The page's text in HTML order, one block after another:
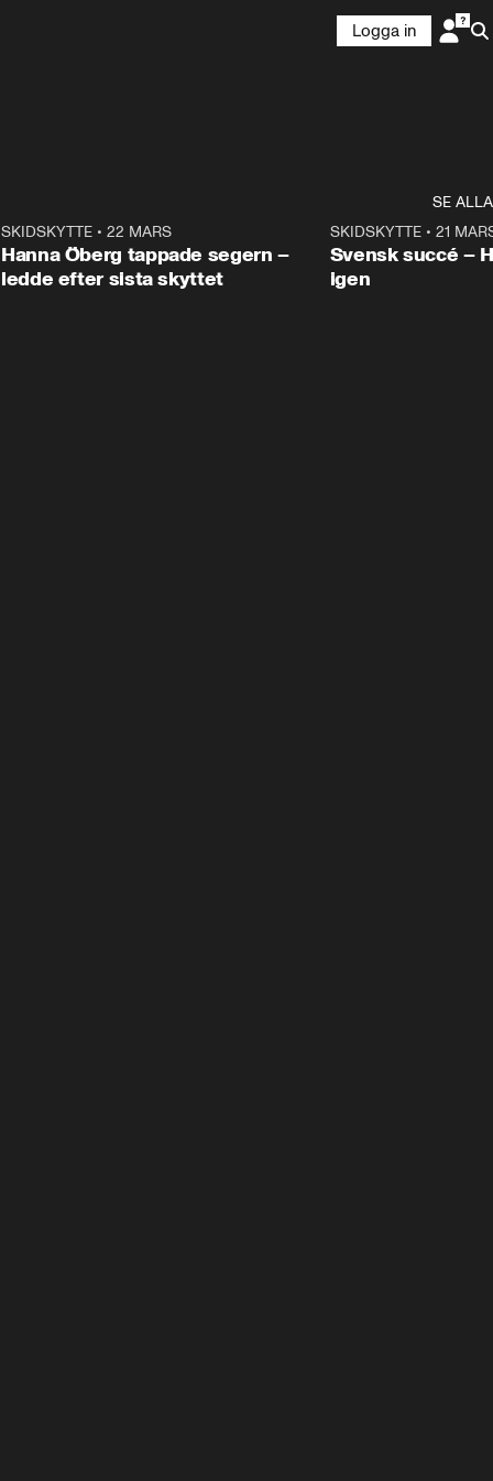
Logga in
SE ALLA
SKIDSKYTTE• 22 MARS
Hanna Öberg tappade segern –
ledde efter sista skyttet
SKIDSKYTTE• 21
Svensk succé –
igen